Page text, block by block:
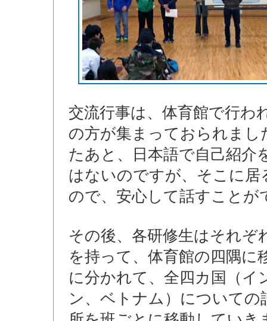
交流行事は、体育館で行わ
の方が集まっておられま
たあと、日本語で自己紹介
はないのですが、そこに
ので、安心して話すことが
その後、各研修生はそれぞ
を持って、体育館の四隅に
に分かれて、全四カ国（
ン、ベトナム）について